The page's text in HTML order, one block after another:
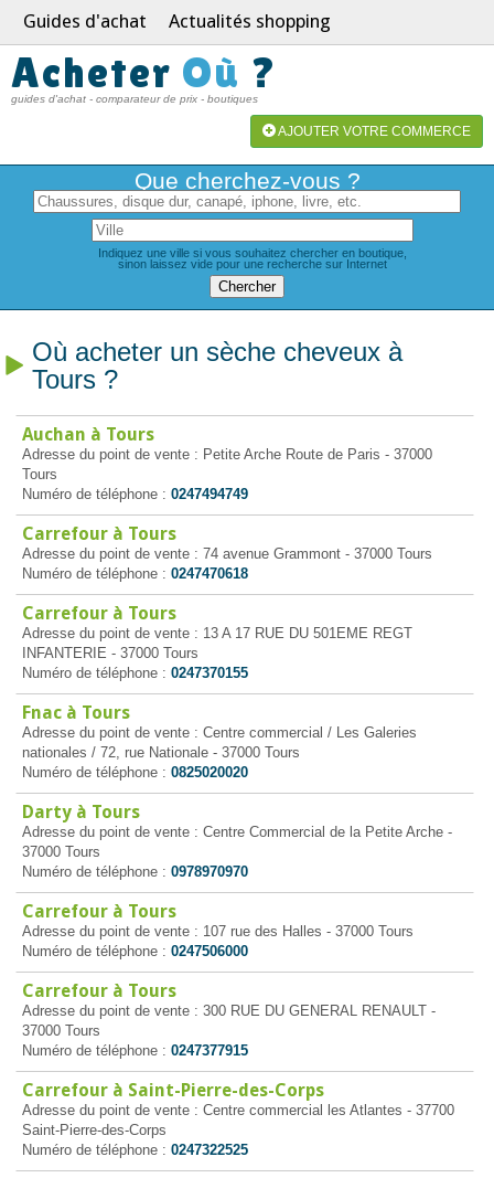
Guides d'achat Actualités shopping
Acheter Où ?
guides d'achat - comparateur de prix - boutiques
AJOUTER VOTRE COMMERCE
Que cherchez-vous ?
Indiquez une ville si vous souhaitez chercher en boutique,
sinon laissez vide pour une recherche sur Internet
Où acheter un sèche cheveux à
Tours ?
Auchan à Tours
Adresse du point de vente : Petite Arche Route de Paris - 37000
Tours
Numéro de téléphone : 0247494749
Carrefour à Tours
Adresse du point de vente : 74 avenue Grammont - 37000 Tours
Numéro de téléphone : 0247470618
Carrefour à Tours
Adresse du point de vente : 13 A 17 RUE DU 501EME REGT
INFANTERIE - 37000 Tours
Numéro de téléphone : 0247370155
Fnac à Tours
Adresse du point de vente : Centre commercial / Les Galeries
nationales / 72, rue Nationale - 37000 Tours
Numéro de téléphone : 0825020020
Darty à Tours
Adresse du point de vente : Centre Commercial de la Petite Arche -
37000 Tours
Numéro de téléphone : 0978970970
Carrefour à Tours
Adresse du point de vente : 107 rue des Halles - 37000 Tours
Numéro de téléphone : 0247506000
Carrefour à Tours
Adresse du point de vente : 300 RUE DU GENERAL RENAULT -
37000 Tours
Numéro de téléphone : 0247377915
Carrefour à Saint-Pierre-des-Corps
Adresse du point de vente : Centre commercial les Atlantes - 37700
Saint-Pierre-des-Corps
Numéro de téléphone : 0247322525